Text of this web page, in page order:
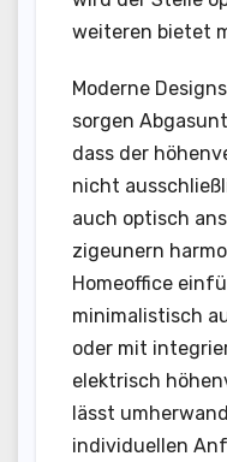
weiteren bietet
Moderne
sorgen
dass der
nicht
auch optisch
zigeunern
Homeoffice
minimalistisch
oder mit
elektrisch
lässt
individuellen